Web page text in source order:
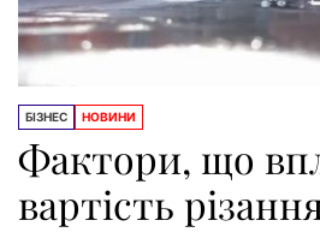
БІЗНЕС НОВИНИ
Фактори, що
вартість